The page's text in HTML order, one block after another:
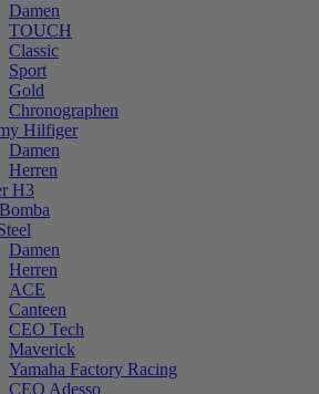
Damen
TOUCH
Classic
Sport
Gold
Chronographen
Hilfiger
Damen
Herren
H3
Damen
Herren
ACE
Canteen
CEO Tech
Maverick
Yamaha Factory Racing
CEO Adesso